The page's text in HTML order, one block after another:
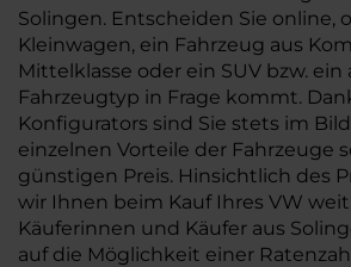
Solingen. Entscheiden Sie online,
Kleinwagen, ein Fahrzeug aus
Mittelklasse oder ein SUV bzw. ein
Fahrzeugtyp in Frage kommt.
Konfigurators sind Sie stets im
einzelnen Vorteile der Fahrzeuge
günstigen Preis. Hinsichtlich des
wir Ihnen beim Kauf Ihres VW
Käuferinnen und Käufer aus
auf die Möglichkeit einer